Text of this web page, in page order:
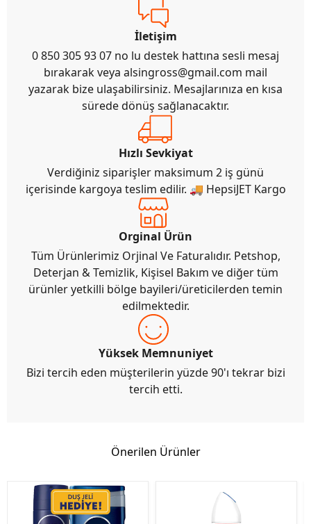
İletişim
0 850 305 93 07 no lu destek hattına sesli mesaj
bırakarak veya alsingross@gmail.com mail
yazarak bize ulaşabilirsiniz. Mesajlarınıza en kısa
sürede dönüş sağlanacaktır.
Hızlı Sevkiyat
Verdiğiniz siparişler maksimum 2 iş günü
içerisinde kargoya teslim edilir. 🚚 HepsiJET Kargo
Orginal Ürün
Tüm Ürünlerimiz Orjinal Ve Faturalıdır. Petshop,
Deterjan & Temizlik, Kişisel Bakım ve diğer tüm
ürünler yetkilli bölge bayileri/üreticilerden temin
edilmektedir.
Yüksek Memnuniyet
Bizi tercih eden müşterilerin yüzde 90'ı tekrar bizi
tercih etti.
Önerilen Ürünler